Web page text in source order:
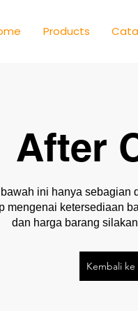
Products
After
ini hanya sebagian
mengenai ketersediaan
dan harga barang
Kembali